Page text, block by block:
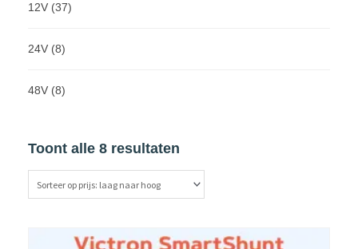
12V (37)
24V (8)
48V (8)
Toont alle 8 resultaten